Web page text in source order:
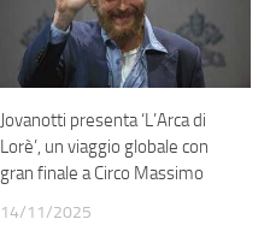
Jovanotti presenta ‘L’Arca di
Lorè’, un viaggio globale con
gran finale a Circo Massimo
14/11/2025